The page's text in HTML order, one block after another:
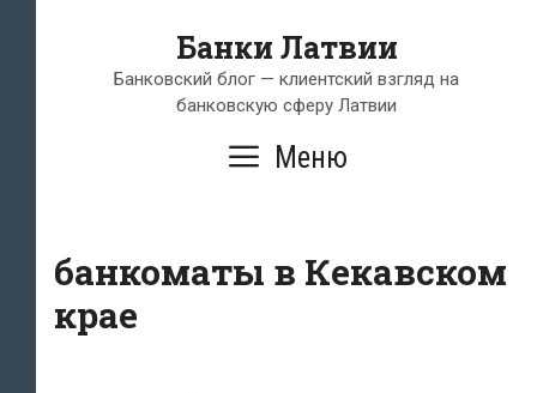
содержимому
Банки Латвии
Банковский блог — клиентский взгляд на
банковскую сферу Латвии
Меню
банкоматы в Кекавском
крае